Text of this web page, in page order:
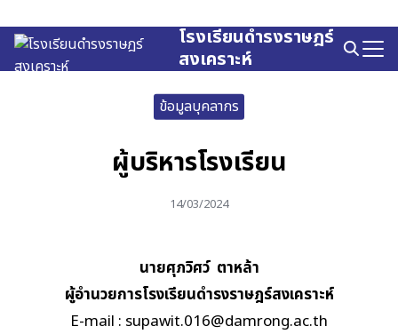
to
content
โรงเรียนดำรงราษฎร์
สงเคราะห์
Search
for:
ข้อมูลบุคลากร
ผู้บริหารโรงเรียน
14/03/2024
นายศุภวิศว์ ตาหล้า
ผู้อำนวยการโรงเรียนดำรงราษฎร์สงเคราะห์
E-mail : supawit.016@damrong.ac.th